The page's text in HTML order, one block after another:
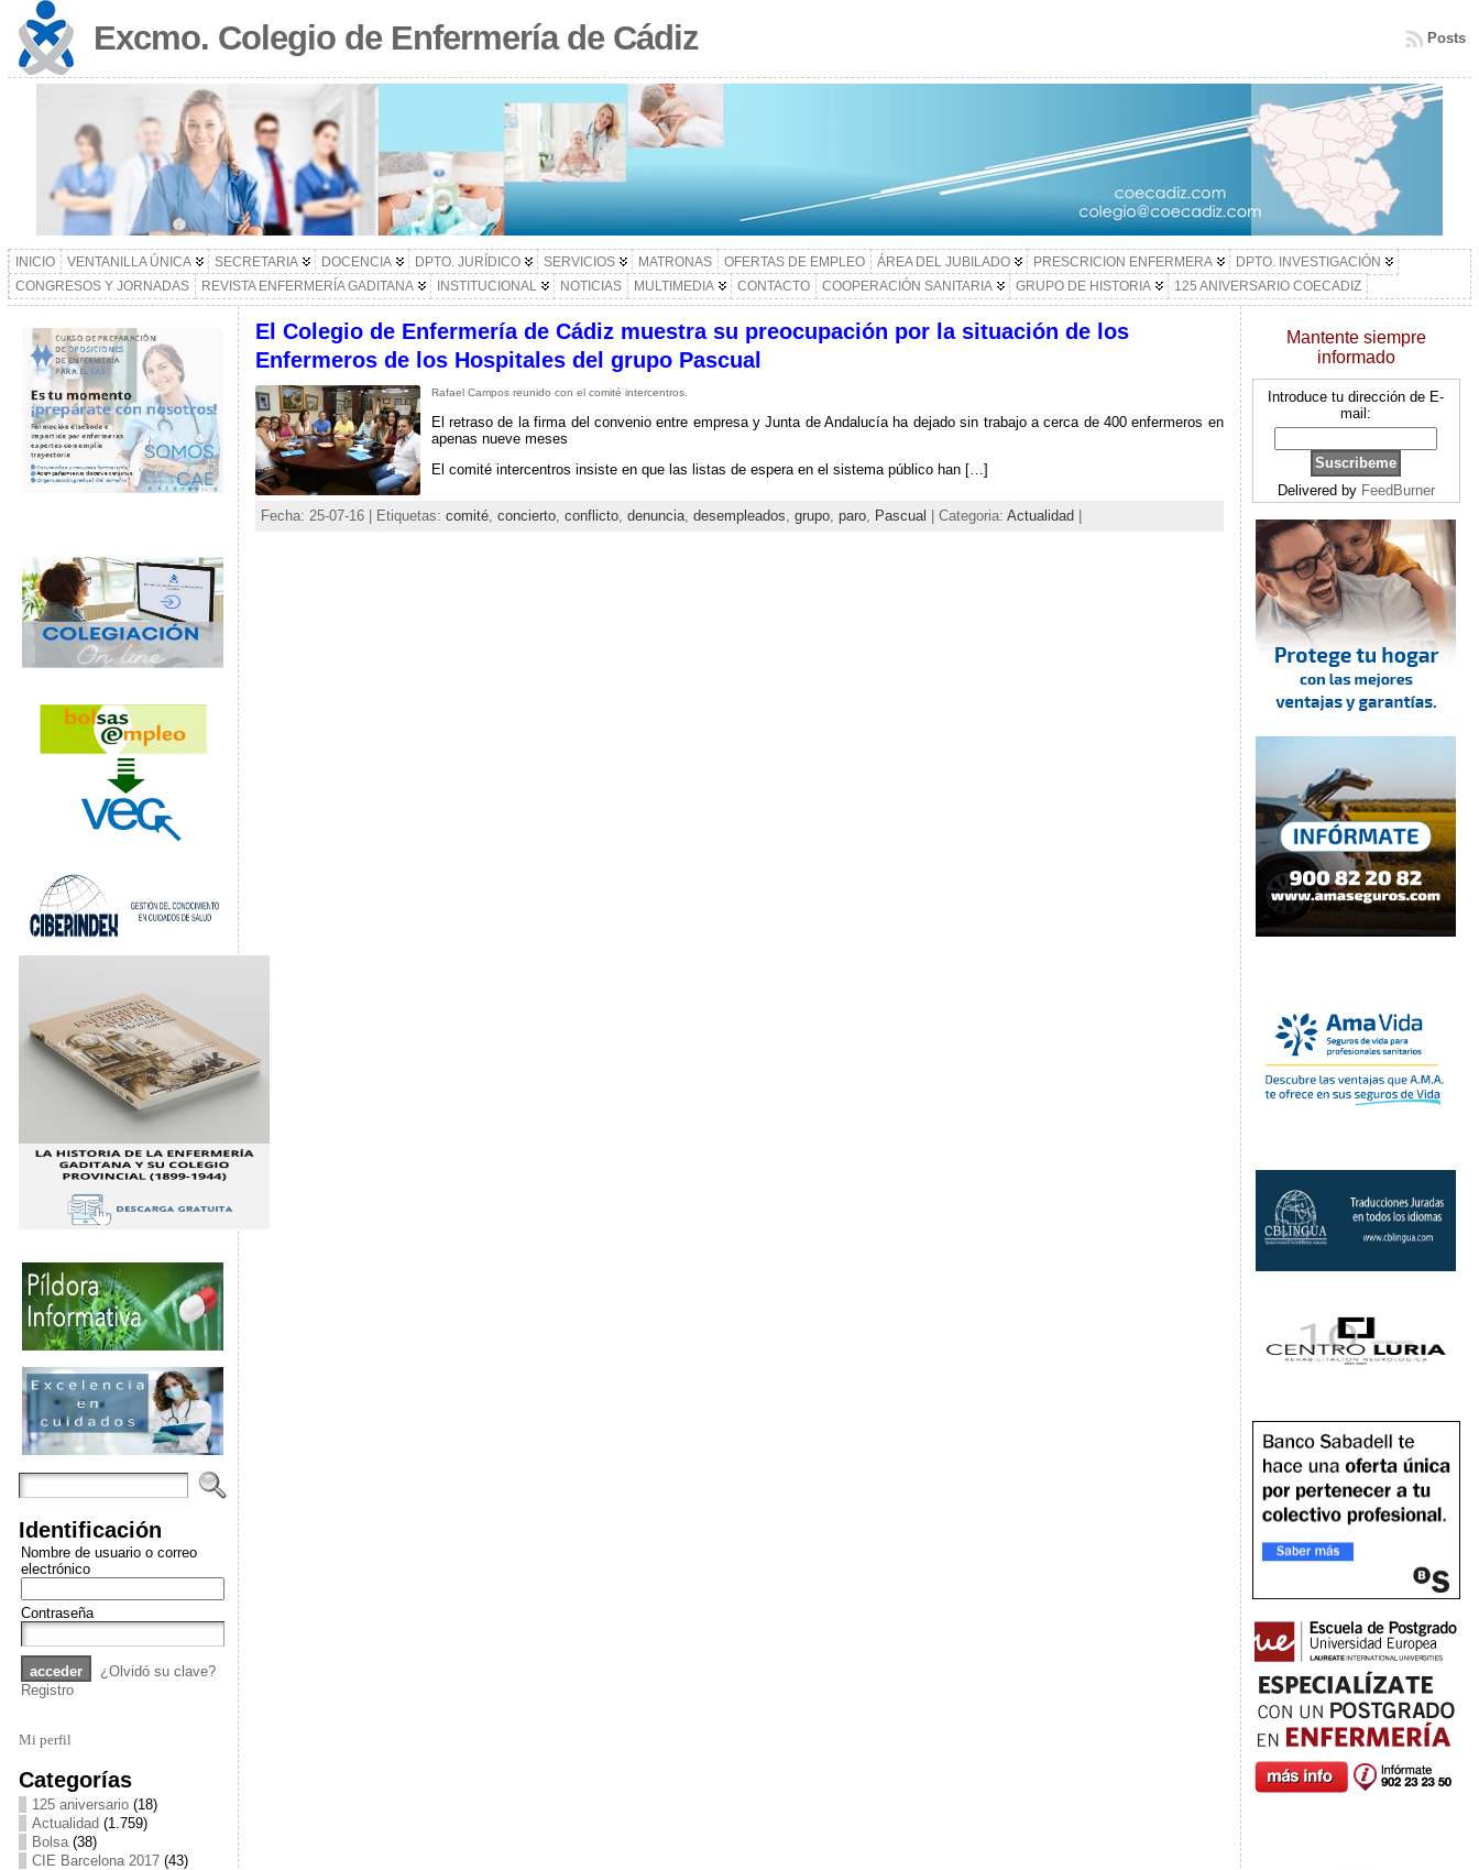
Excmo. Colegio de Enfermería de Cádiz Posts
INICIO VENTANILLA ÚNICA SECRETARIA DOCENCIA DPTO. JURÍDICO SERVICIOS MATRONAS OFERTAS DE EMPLEO ÁREA DEL JUBILADO PRESCRICION ENFERMERA
DPTO. INVESTIGACIÓN
CONGRESOS Y JORNADAS
REVISTA ENFERMERÍA GADITANA INSTITUCIONAL NOTICIAS MULTIMEDIA CONTACTO COOPERACIÓN SANITARIA GRUPO DE HISTORIA 125 ANIVERSARIO COECADIZ
Identificación
Nombre de usuario o correo
electrónico
Contraseña
¿Olvidó su clave?
Registro
Mi perfil
Categorías
125 aniversario(18)
Actualidad (1.759)
Bolsa(38)
CIE Barcelona 2017(43)
El Colegio de Enfermería de Cádiz muestra su preocupación por la situación de los
Enfermeros de los Hospitales del grupo Pascual
Rafael Campos reunido con el comité intercentros.
El retraso de la firma del convenio entre empresa y Junta de Andalucía ha dejado sin trabajo a cerca de 400 enfermeros en
apenas nueve meses
El comité intercentros insiste en que las listas de espera en el sistema público han […]
Fecha: 25-07-16 | Etiquetas: comité, concierto, conflicto, denuncia, desempleados, grupo, paro, Pascual | Categoria: Actualidad
Mantente siempre
informado
Introduce tu dirección de E-
mail:
Delivered by FeedBurner